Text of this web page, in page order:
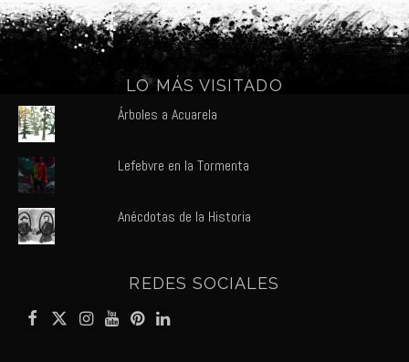
LO MÁS VISITADO
Árboles a Acuarela
Lefebvre en la Tormenta
Anécdotas de la Historia
REDES SOCIALES